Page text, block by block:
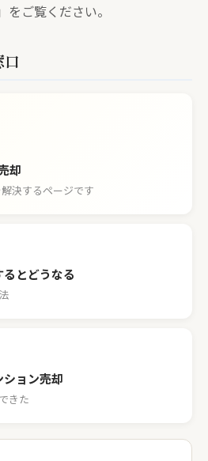
」をご覧ください。
却
決するページです
とどうなる
ョン売却
きた